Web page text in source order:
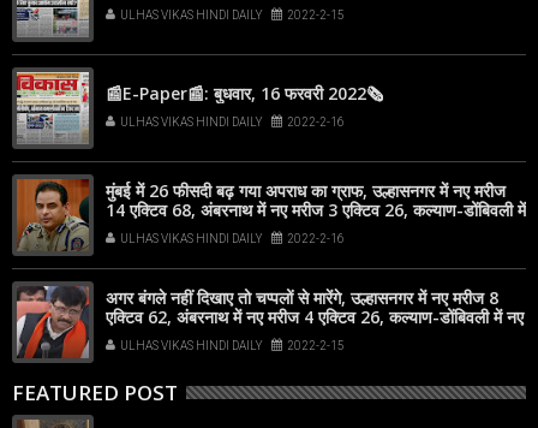
ULHAS VIKAS HINDI DAILY 2022-2-15
📰E-Paper📰: बुधवार, 16 फरवरी 2022🗞
ULHAS VIKAS HINDI DAILY 2022-2-16
मुंबई में 26 फीसदी बढ़ गया अपराध का ग्राफ, उल्हासनगर में नए मरीज
14 एक्टिव 68, अंबरनाथ में नए मरीज 3 एक्टिव 26, कल्याण-डोंबिवली में
नए मरीज 20
ULHAS VIKAS HINDI DAILY 2022-2-16
अगर बंगले नहीं दिखाए तो चप्पलों से मारेंगे, उल्हासनगर में नए मरीज 8
एक्टिव 62, अंबरनाथ में नए मरीज 4 एक्टिव 26, कल्याण-डोंबिवली में नए
मरीज 12
ULHAS VIKAS HINDI DAILY 2022-2-15
FEATURED POST